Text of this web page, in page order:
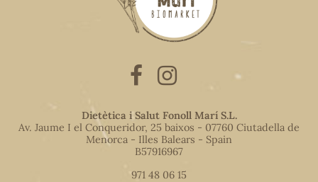
Dietètica i Salut Fonoll Marí S.L.
Av. Jaume I el Conqueridor, 25 baixos - 07760 Ciutadella de
Menorca - Illes Balears - Spain
B57916967
971 48 06 15